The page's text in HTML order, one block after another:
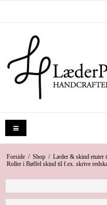
Forside / Shop / Læder & skind etuier
Roller i Bøffel skind til f.ex. skrive